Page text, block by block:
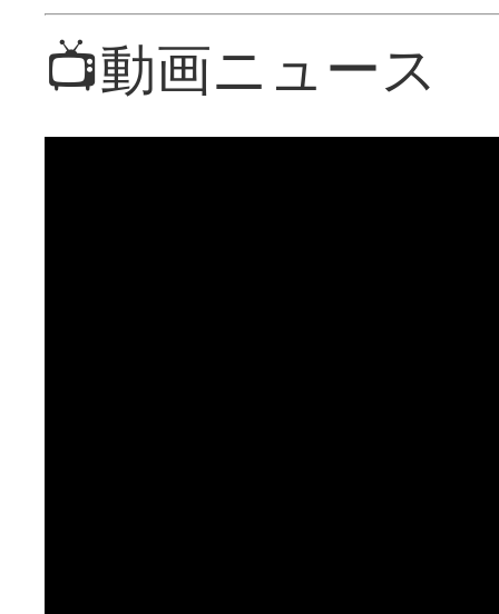
📺動画ニュース